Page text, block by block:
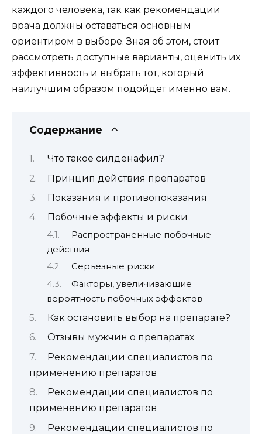
каждого человека, так как рекомендации
врача должны оставаться основным
ориентиром в выборе. Зная об этом, стоит
рассмотреть доступные варианты, оценить их
эффективность и выбрать тот, который
наилучшим образом подойдет именно вам.
Содержание
Что такое силденафил?
Принцип действия препаратов
Показания и противопоказания
Побочные эффекты и риски
Распространенные побочные
действия
Серъезные риски
Факторы, увеличивающие
вероятность побочных эффектов
Как остановить выбор на препарате?
Отзывы мужчин о препаратах
Рекомендации специалистов по
применению препаратов
Рекомендации специалистов по
применению препаратов
Рекомендации специалистов по